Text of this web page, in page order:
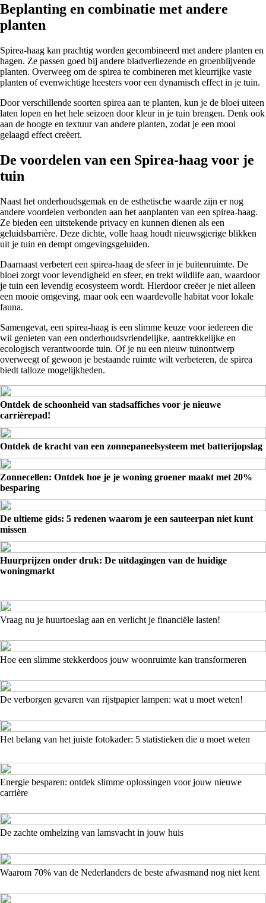
Beplanting en combinatie met andere
planten
Spirea-haag kan prachtig worden gecombineerd met andere planten en
hagen. Ze passen goed bij andere bladverliezende en groenblijvende
planten. Overweeg om de spirea te combineren met kleurrijke vaste
planten of evenwichtige heesters voor een dynamisch effect in je tuin.
Door verschillende soorten spirea aan te planten, kun je de bloei uiteen
laten lopen en het hele seizoen door kleur in je tuin brengen. Denk ook
aan de hoogte en textuur van andere planten, zodat je een mooi
gelaagd effect creëert.
De voordelen van een Spirea-haag voor je
tuin
Naast het onderhoudsgemak en de esthetische waarde zijn er nog
andere voordelen verbonden aan het aanplanten van een spirea-haag.
Ze bieden een uitstekende privacy en kunnen dienen als een
geluidsbarrière. Deze dichte, volle haag houdt nieuwsgierige blikken
uit je tuin en dempt omgevingsgeluiden.
Daarnaast verbetert een spirea-haag de sfeer in je buitenruimte. De
bloei zorgt voor levendigheid en sfeer, en trekt wildlife aan, waardoor
je tuin een levendig ecosysteem wordt. Hierdoor creëer je niet alleen
een mooie omgeving, maar ook een waardevolle habitat voor lokale
fauna.
Samengevat, een spirea-haag is een slimme keuze voor iedereen die
wil genieten van een onderhoudsvriendelijke, aantrekkelijke en
ecologisch verantwoorde tuin. Of je nu een nieuw tuinontwerp
overweegt of gewoon je bestaande ruimte wilt verbeteren, de spirea
biedt talloze mogelijkheden.
Ontdek de schoonheid van stadsaffiches voor je nieuwe
carrièrepad!
Ontdek de kracht van een zonnepaneelsysteem met batterijopslag
Zonnecellen: Ontdek hoe je je woning groener maakt met 20%
besparing
De ultieme gids: 5 redenen waarom je een sauteerpan niet kunt
missen
Huurprijzen onder druk: De uitdagingen van de huidige
woningmarkt
Vraag nu je huurtoeslag aan en verlicht je financiële lasten!
Hoe een slimme stekkerdoos jouw woonruimte kan transformeren
De verborgen gevaren van rijstpapier lampen: wat u moet weten!
Het belang van het juiste fotokader: 5 statistieken die u moet weten
Energie besparen: ontdek slimme oplossingen voor jouw nieuwe
carrière
De zachte omhelzing van lamsvacht in jouw huis
Waarom 70% van de Nederlanders de beste afwasmand nog niet kent